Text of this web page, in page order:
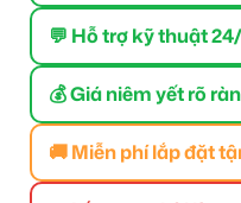
💬 Hỗ trợ kỹ thuật
💰 Giá niêm yết rõ
🚚 Miễn phí lắp đặt